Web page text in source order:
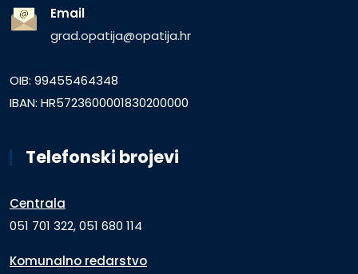
Email
grad.opatija@opatija.hr
OIB: 99455464348
IBAN: HR5723600001830200000
Telefonski brojevi
Centrala
051 701 322, 051 680 114
Komunalno redarstvo